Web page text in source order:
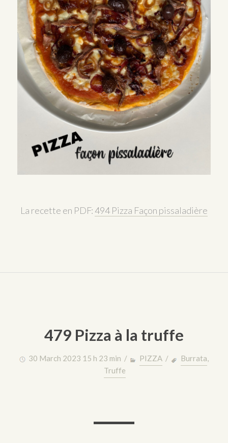
La recette en PDF: 494 Pizza Façon pissaladière
479 Pizza à la truffe
30 March 2023 15 h 23 min / PIZZA / Burrata,
Truffe